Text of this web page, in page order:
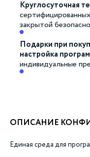
Круглосуточная
закрытой
Подарки при
настройка
индивидуальные
ОПИСАНИЕ
Единая среда для